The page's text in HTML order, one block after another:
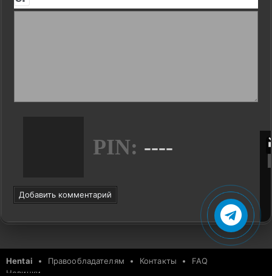
PIN: ----
Добавить комментарий
Hentai Правообладателям Контакты
FAQ
Новинки